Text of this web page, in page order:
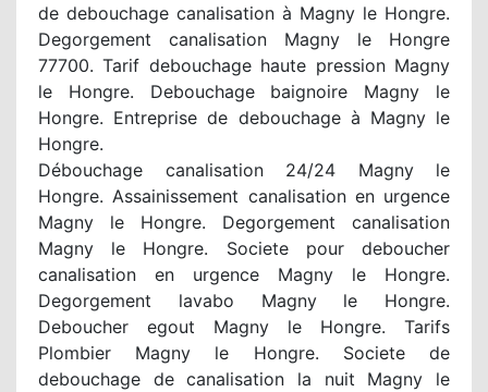
de debouchage canalisation à Magny le Hongre.
Degorgement canalisation Magny le Hongre
77700. Tarif debouchage haute pression Magny
le Hongre. Debouchage baignoire Magny le
Hongre. Entreprise de debouchage à Magny le
Hongre.
Débouchage canalisation 24/24 Magny le
Hongre. Assainissement canalisation en urgence
Magny le Hongre. Degorgement canalisation
Magny le Hongre. Societe pour deboucher
canalisation en urgence Magny le Hongre.
Degorgement lavabo Magny le Hongre.
Deboucher egout Magny le Hongre. Tarifs
Plombier Magny le Hongre. Societe de
debouchage de canalisation la nuit Magny le